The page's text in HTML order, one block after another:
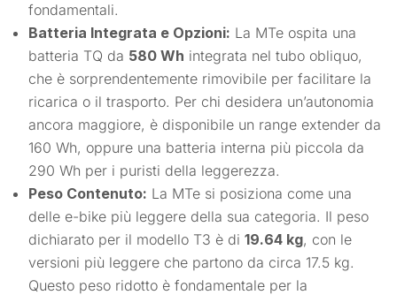
fondamentali.
Batteria Integrata e Opzioni: La MTe ospita una
batteria TQ da 580 Wh integrata nel tubo obliquo,
che è sorprendentemente rimovibile per facilitare la
ricarica o il trasporto. Per chi desidera un’autonomia
ancora maggiore, è disponibile un range extender da
160 Wh, oppure una batteria interna più piccola da
290 Wh per i puristi della leggerezza.
Peso Contenuto: La MTe si posiziona come una
delle e-bike più leggere della sua categoria. Il peso
dichiarato per il modello T3 è di19.64 kg, con le
versioni più leggere che partono da circa 17.5 kg.
Questo peso ridotto è fondamentale per la